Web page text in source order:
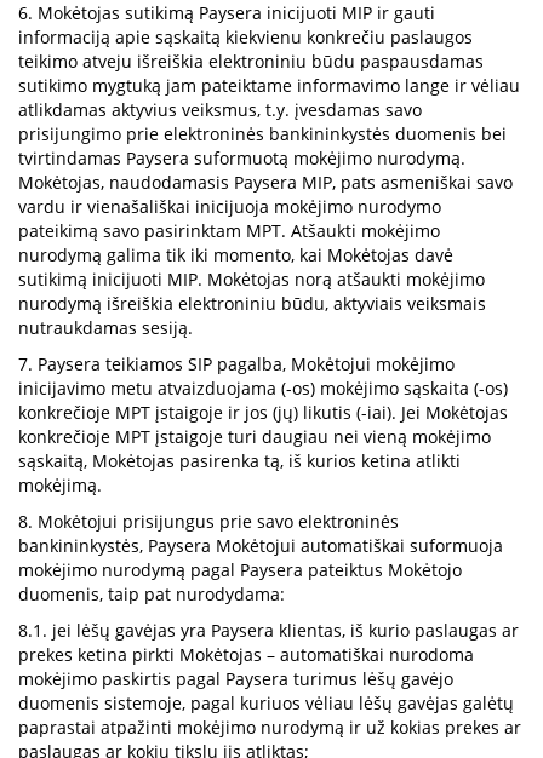
6. Mokėtojas sutikimą Paysera inicijuoti MIP ir gauti
informaciją apie sąskaitą kiekvienu konkrečiu paslaugos
teikimo atveju išreiškia elektroniniu būdu paspausdamas
sutikimo mygtuką jam pateiktame informavimo lange ir vėliau
atlikdamas aktyvius veiksmus, t.y. įvesdamas savo
prisijungimo prie elektroninės bankininkystės duomenis bei
tvirtindamas Paysera suformuotą mokėjimo nurodymą.
Mokėtojas, naudodamasis Paysera MIP, pats asmeniškai savo
vardu ir vienašališkai inicijuoja mokėjimo nurodymo
pateikimą savo pasirinktam MPT. Atšaukti mokėjimo
nurodymą galima tik iki momento, kai Mokėtojas davė
sutikimą inicijuoti MIP. Mokėtojas norą atšaukti mokėjimo
nurodymą išreiškia elektroniniu būdu, aktyviais veiksmais
nutraukdamas sesiją.
7. Paysera teikiamos SIP pagalba, Mokėtojui mokėjimo
inicijavimo metu atvaizduojama (-os) mokėjimo sąskaita (-os)
konkrečioje MPT įstaigoje ir jos (jų) likutis (-iai). Jei Mokėtojas
konkrečioje MPT įstaigoje turi daugiau nei vieną mokėjimo
sąskaitą, Mokėtojas pasirenka tą, iš kurios ketina atlikti
mokėjimą.
8. Mokėtojui prisijungus prie savo elektroninės
bankininkystės, Paysera Mokėtojui automatiškai suformuoja
mokėjimo nurodymą pagal Paysera pateiktus Mokėtojo
duomenis, taip pat nurodydama:
8.1. jei lėšų gavėjas yra Paysera klientas, iš kurio paslaugas ar
prekes ketina pirkti Mokėtojas – automatiškai nurodoma
mokėjimo paskirtis pagal Paysera turimus lėšų gavėjo
duomenis sistemoje, pagal kuriuos vėliau lėšų gavėjas galėtų
paprastai atpažinti mokėjimo nurodymą ir už kokias prekes ar
paslaugas ar kokiu tikslu jis atliktas;